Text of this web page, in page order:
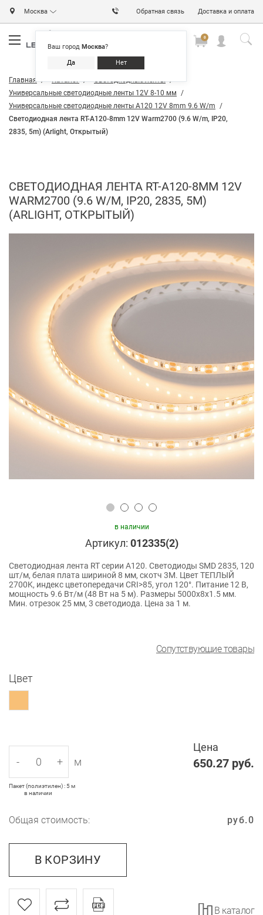
Москва
Ваш город Москва?
Да Нет
Обратная связь Доставка и оплата
0
Главная Каталог
Светодиодные ленты
Универсальные светодиодные ленты 12V 8-10 мм
Универсальные светодиодные ленты A120 12V 8mm 9.6 W/m
Светодиодная лента RT-A120-8mm 12V Warm2700 (9.6 W/m, IP20,
2835, 5m) (Arlight, Открытый)
СВЕТОДИОДНАЯ ЛЕНТА RT-A120-8MM 12V
WARM2700 (9.6 W/M, IP20, 2835, 5M)
(ARLIGHT, ОТКРЫТЫЙ)
в наличии
Артикул: 012335(2)
Светодиодная лента RT серии A120. Светодиоды SMD 2835, 120
шт/м, белая плата шириной 8 мм, скотч 3M. Цвет ТЕПЛЫЙ
2700K, индекс цветопередачи CRI>85, угол 120°. Питание 12 В,
мощность 9.6 Вт/м (48 Вт на 5 м). Размеры 5000x8x1.5 мм.
Мин. отрезок 25 мм, 3 светодиода. Цена за 1 м.
Сопутствующие товары
Цвет
Цена
650.27 руб.
- + м
Пакет (полиэтилен) : 5 м
в наличии
Общая стоимость: 0
руб.
В КОРЗИНУ
В каталог